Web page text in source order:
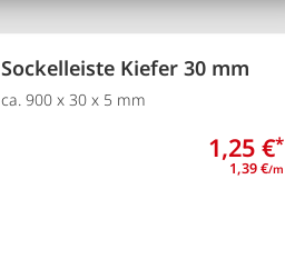
Sockelleiste Kiefer 30 mm
ca. 900 x 30 x 5 mm
1,25 €*
1,39 €/m